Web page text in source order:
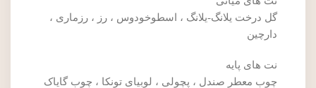
گل درخت یلانگ-یلانگ ، اسطوخودوس ، رز ، رزماری ،
دارچین
نت های پایه
چوب معطر صندل ، پچولی ، لوبیای تونکا ، چوب گایاک